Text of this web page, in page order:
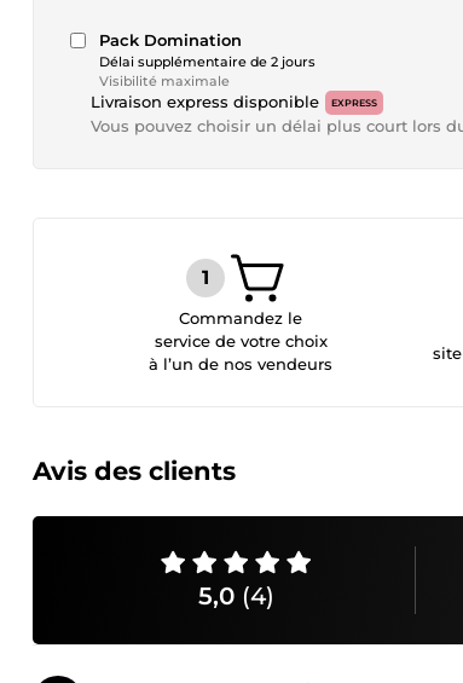
Pack Domination
Délai supplémentaire de 2 jours
Visibilité maximale
Livraison express disponible EXPRESS
Vous pouvez choisir un délai plus court lors
Commandez le
service de votre choix
à l’un de nos vendeurs
Avis des clients
5,0 (4)